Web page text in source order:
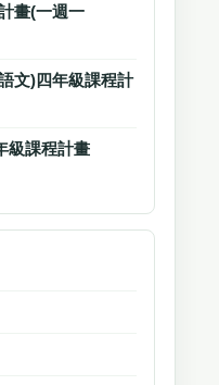
畫(一週一
文)四年級課程計
級課程計畫